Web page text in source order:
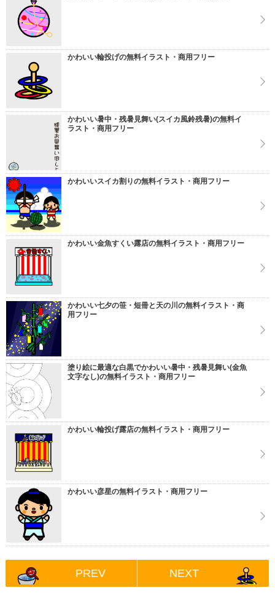
かわいい輪投げの無料イラスト・商用フリー
かわいい暑中・残暑見舞い(スイカ風鈴残暑)の無料イ
ラスト・商用フリー
かわいいスイカ割りの無料イラスト・商用フリー
かわいい金魚すくい露店の無料イラスト・商用フリー
かわいい七夕の笹・短冊と天の川の無料イラスト・商
用フリー
塗り絵に最適な白黒でかわいい暑中・残暑見舞い(金魚
文字なし)の無料イラスト・商用フリー
かわいい輪投げ露店の無料イラスト・商用フリー
かわいい彦星の無料イラスト・商用フリー
PREV NEXT